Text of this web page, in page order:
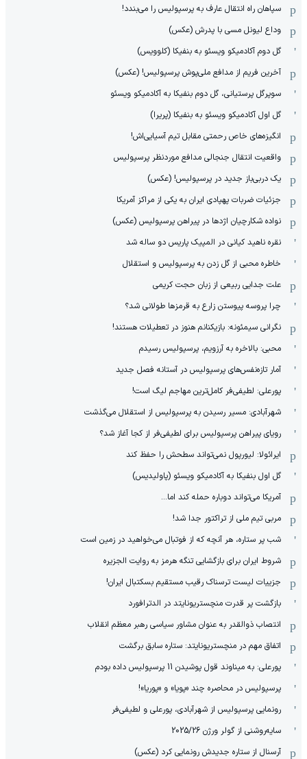
سپاهان راه انتقال عارف به پرسپولیس را می‌بندد!
وداع لیونل مسی با پدرش (عکس)
گل دوم آکادمیکو ویسئو به بنفیکا (کلوویس)
آخرین فریم از مدافع ملی‌پوش پرسپولیس! (عکس)
سوپرگل پرستیانی، گل دوم بنفیکا به آکادمیکو ویسئو
گل اول آکادمیکو ویسئو به بنفیکا (پریرا)
انگیزه‌های خاص رحمتی مقابل تیم‌ آسیایی‌اش!
واقعیت انتقال جنجالی مدافع موردنظر پرسپولیس
یک دربی‌باز جدید در پرسپولیس! (عکس)
جزئیات ضربات پهپادی ایران به یکی از مراکز آمریکا
نواده شکارچیان اژدها در پیراهن پرسپولیس (عکس)
نقره ناهید کیانی در المپیک پاریس دو ساله شد
خاطره محبی از گل زدن به پرسپولیس و استقلال
علت جدایی ربیعی از زبان حجت کریمی
چرا پروسه پیوستن زارع به قرمزها طولانی شد؟
نگرانی سیمئونه: بازیکنانم هنوز در تعطیلات هستند!
محبی: بالاخره به آرزویم، پرسپولیس رسیدم
آمار تازه‌نفس‌های پرسپولیس در آستانه فصل جدید
پورعلی: لطیفی‌فر کامل‌ترین مهاجم لیگ است!
شهرآبادی: مسیر رسیدن به پرسپولیس از استقلال می‌گذشت
رویای پیراهن پرسپولیس برای لطیفی‌فر از کجا آغاز شد؟
ایرائولا: لیورپول نمی‌تواند سطحش را حفظ کند
گل اول بنفیکا به آکادمیکو ویسئو (پاولیدیس)
آمریکا می‌تواند دوباره حمله کند اما...
مربی تیم ملی از تراکتور جدا شد!
شب پر ستاره، هر آنچه که از فوتبال می‌خواهید در زمین است
شروط ایران برای بازگشایی تنگه هرمز به روایت الجزیره
جزییات لیست ترسناک رقیب مستقیم بسکتبال ایران!
بازگشت پر قدرت منچستریونایتد در الدترافورد
انتصاب ذوالقدر به عنوان مشاور سیاسی رهبر معظم انقلاب
اتفاق مهم در منچستریونایتد: ستاره سابق برگشت
پورعلی: به میناوند قول پوشیدن 11 پرسپولیس داده بودم
پرسپولیس در محاصره چند «پویا» و «پوریا»!
رونمایی پرسپولیس از شهرآبادی، پورعلی و لطیفی‌فر
سایه‌روشنی از گولر ورژن 2025/26
آرسنال از ستاره جدیدش رونمایی کرد (عکس)